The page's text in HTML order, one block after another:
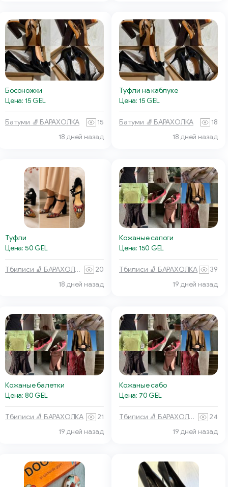
Босоножки
Цена: 15 GEL
Батуми 🧦 БАРАХОЛКА
15
18 дней назад
Туфли на каблуке
Цена: 15 GEL
Батуми 🧦 БАРАХОЛКА
18
18 дней назад
Туфли
Цена: 50 GEL
Тбилиси 🧦 БАРАХОЛКА
20
18 дней назад
Кожаные сапоги
Цена: 150 GEL
Тбилиси 🧦 БАРАХОЛКА
39
19 дней назад
Кожаные балетки
Цена: 80 GEL
Тбилиси 🧦 БАРАХОЛКА
21
19 дней назад
Кожаные сабо
Цена: 70 GEL
Тбилиси 🧦 БАРАХОЛКА
24
19 дней назад